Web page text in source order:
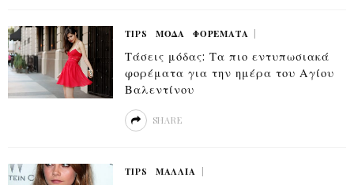
TIPS ΜΟΔΑ ΦΟΡΈΜΑΤΑ
Τάσεις μόδας: Τα πιο εντυπωσιακά
φορέματα για την ημέρα του Αγίου
Βαλεντίνου
SHARE
TIPS ΜΑΛΛΙΆ